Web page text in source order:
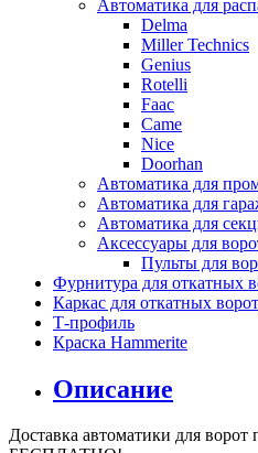
Автоматика для
Delma
Miller Technics
Genius
Rotelli
Faac
Came
Nice
Doorhan
Автоматика для
Автоматика для
Автоматика для
Аксессуары для
Пульты для
Фурнитура для откатных
Каркас для откатных ворот
Т-профиль
Краска Hammerite
Описание
Доставка автоматики для ворот